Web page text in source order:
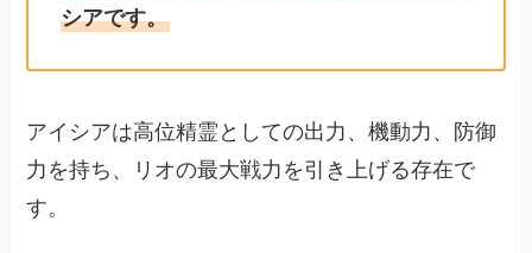
シアです。
アイシアは高位精霊としての出力、機動力、防御
力を持ち、リオの最大戦力を引き上げる存在で
す。